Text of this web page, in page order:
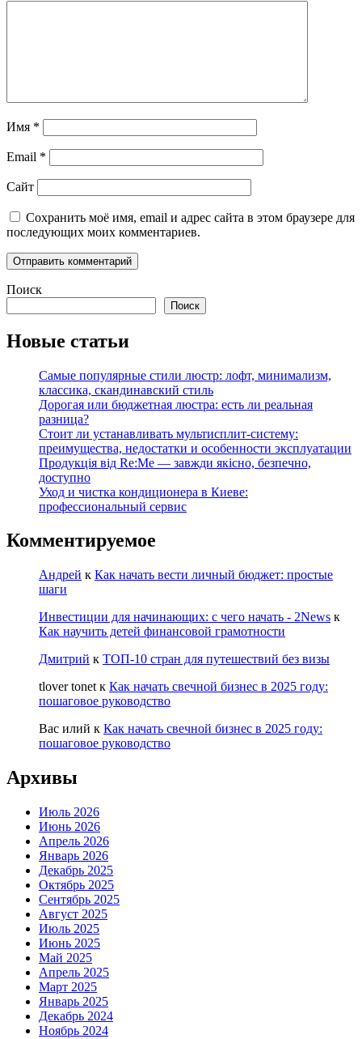
Имя *
Email *
Сайт
Сохранить моё имя, email и адрес сайта в этом браузере для
последующих моих комментариев.
Поиск
Поиск
Новые статьи
Самые популярные стили люстр: лофт, минимализм,
классика, скандинавский стиль
Дорогая или бюджетная люстра: есть ли реальная
разница?
Стоит ли устанавливать мультисплит-систему:
преимущества, недостатки и особенности эксплуатации
Продукція від Re:Me — завжди якісно, безпечно,
доступно
Уход и чистка кондиционера в Киеве:
профессиональный сервис
Комментируемое
Андрей к Как начать вести личный бюджет: простые
шаги
Инвестиции для начинающих: с чего начать - 2News к
Как научить детей финансовой грамотности
Дмитрий к ТОП-10 стран для путешествий без визы
tlover tonet к Как начать свечной бизнес в 2025 году:
пошаговое руководство
Вас илий к Как начать свечной бизнес в 2025 году:
пошаговое руководство
Архивы
Июль 2026
Июнь 2026
Апрель 2026
Январь 2026
Декабрь 2025
Октябрь 2025
Сентябрь 2025
Август 2025
Июль 2025
Июнь 2025
Май 2025
Апрель 2025
Март 2025
Январь 2025
Декабрь 2024
Ноябрь 2024